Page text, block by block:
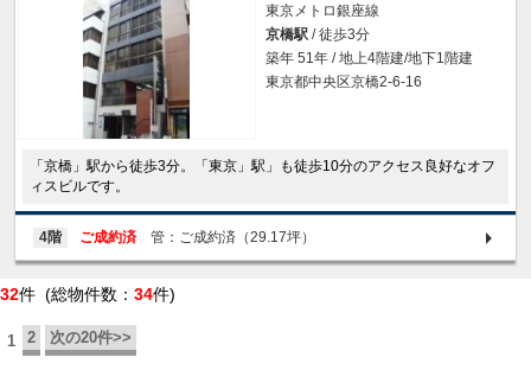
東京メトロ銀座線
京橋駅 / 徒歩3分
築年 51年 / 地上4階建/地下1階建
東京都中央区京橋2-6-16
「京橋」駅から徒歩3分。「東京」駅」も徒歩10分のアクセス良好なオフ
ィスビルです。
4階 ご成約済 管：ご成約済（29.17坪）
32件 (総物件数： 34件)
1 2 次の20件>>